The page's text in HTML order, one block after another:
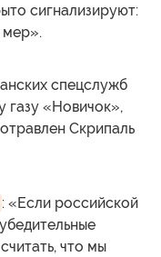
сигнализируют:
мер».
спецслужб
газу «Новичок»,
Скрипаль
: «Если российской
что мы